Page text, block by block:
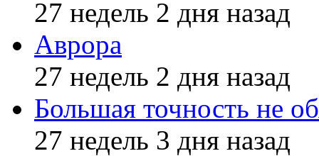
27 недель 2 дня назад
Аврора
27 недель 2 дня назад
Большая точность не
27 недель 3 дня назад